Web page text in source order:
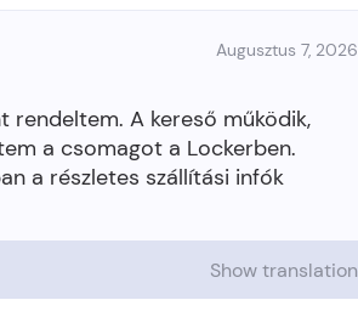
Augusztus 7, 2026
A kereső működik,
a csomagot a Lockerben.
a részletes szállítási infók
Show translation